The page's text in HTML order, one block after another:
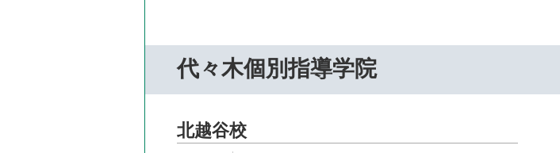
代々木個別指導学院
北越谷校